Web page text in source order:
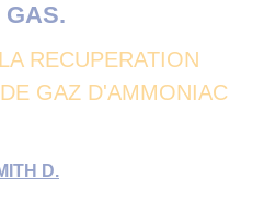
RECUPERATION
GAZ D'AMMONIAC
GAS.
D.